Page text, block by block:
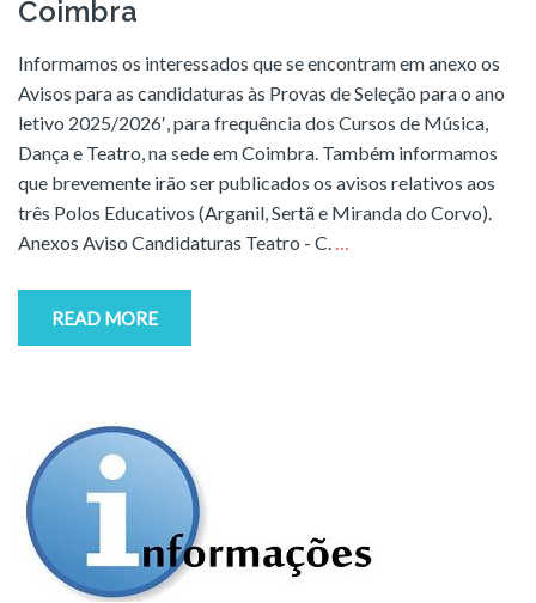
Coimbra
Informamos os interessados que se encontram em anexo os
Avisos para as candidaturas às Provas de Seleção para o ano
letivo 2025/2026′, para frequência dos Cursos de Música,
Dança e Teatro, na sede em Coimbra. Também informamos
que brevemente irão ser publicados os avisos relativos aos
três Polos Educativos (Arganil, Sertã e Miranda do Corvo).
Anexos Aviso Candidaturas Teatro - C. …
READ MORE